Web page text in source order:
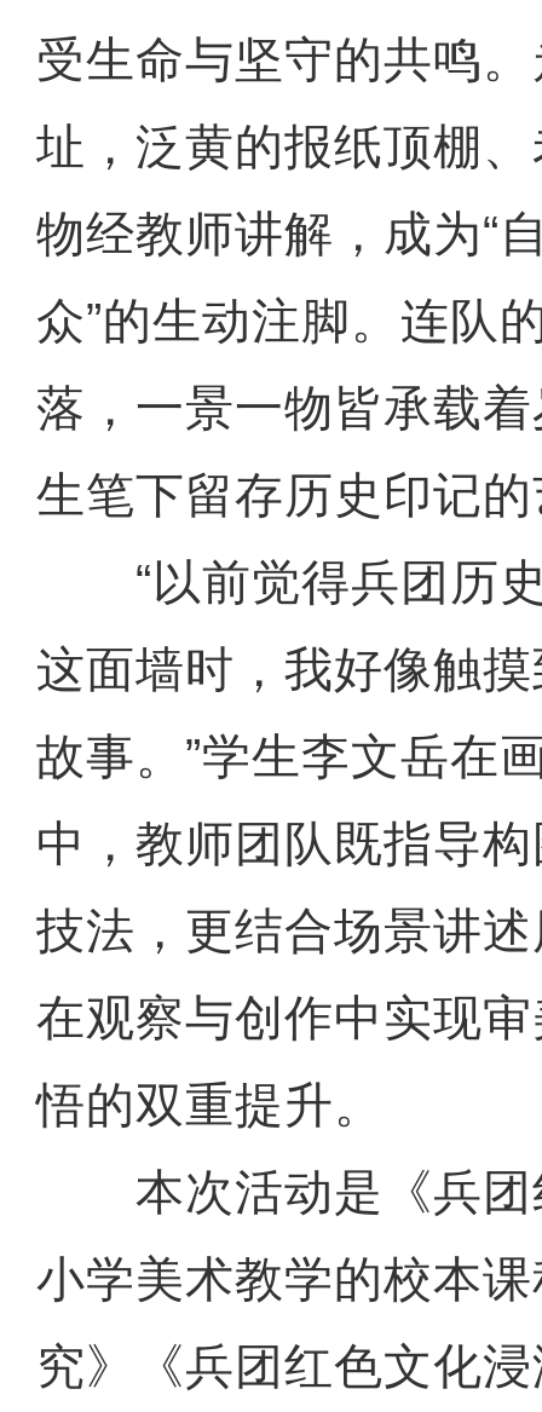
受生命与坚守的共鸣
址，泛黄的报纸顶棚
物经教师讲解，成为“
众”的生动注脚。连队
落，一景一物皆承载
生笔下留存历史印记
“以前觉得兵团历史
这面墙时，我好像触
故事。”学生李文岳在
中，教师团队既指导
技法，更结合场景讲
在观察与创作中实现
悟的双重提升。
本次活动是《兵团
小学美术教学的校本
究》《兵团红色文化